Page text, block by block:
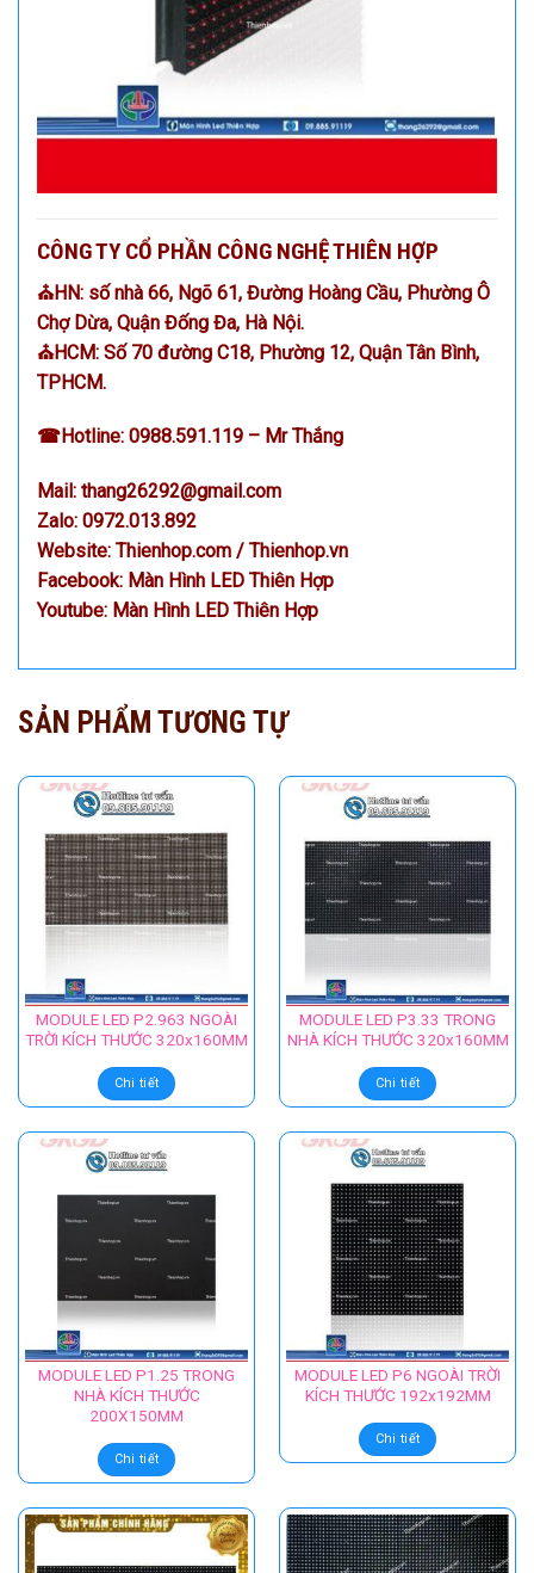
CÔNG TY CỔ PHẦN CÔNG NGHỆ THIÊN HỢP
⛪HN: số nhà 66, Ngõ 61, Đường Hoàng Cầu, Phường Ô
Chợ Dừa, Quận Đống Đa, Hà Nội.
⛪HCM: Số 70 đường C18, Phường 12, Quận Tân Bình,
TPHCM.
☎Hotline: 0988.591.119 – Mr Thắng
Mail: thang26292@gmail.com
Zalo: 0972.013.892
Website: Thienhop.com / Thienhop.vn
Facebook: Màn Hình LED Thiên Hợp
Youtube: Màn Hình LED Thiên Hợp
SẢN PHẨM TƯƠNG TỰ
MODULE LED P2.963 NGOÀI
TRỜI KÍCH THƯỚC 320x160MM
Chi tiết
MODULE LED P3.33 TRONG
NHÀ KÍCH THƯỚC 320x160MM
Chi tiết
MODULE LED P1.25 TRONG
NHÀ KÍCH THƯỚC
200X150MM
Chi tiết
MODULE LED P6 NGOÀI TRỜI
KÍCH THƯỚC 192x192MM
Chi tiết